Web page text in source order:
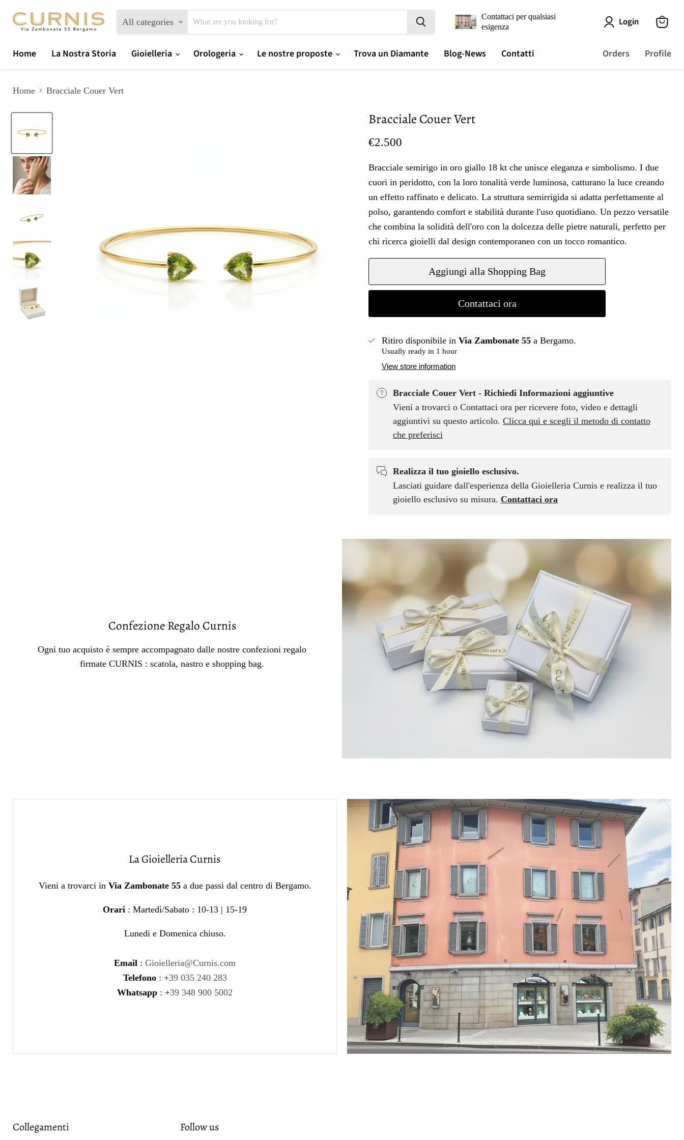
All categories
Contattaci per qualsiasi
esigenza
Login
Home La Nostra Storia Gioielleria Orologeria Le nostre proposte Trova un Diamante Blog-News Contatti Orders Profile
Home Bracciale Couer Vert
Bracciale Couer Vert
Prezzo oggi
€2.500
Bracciale semirigo in oro giallo 18 kt che unisce eleganza e simbolismo. I due
cuori in peridotto, con la loro tonalità verde luminosa, catturano la luce creando
un effetto raffinato e delicato. La struttura semirrigida si adatta perfettamente al
polso, garantendo comfort e stabilità durante l'uso quotidiano. Un pezzo versatile
che combina la solidità dell'oro con la dolcezza delle pietre naturali, perfetto per
chi ricerca gioielli dal design contemporaneo con un tocco romantico.
Aggiungi alla Shopping Bag
Contattaci ora
Ritiro disponibile inVia Zambonate 55 a Bergamo.
Usually ready in 1 hour
View store information
Bracciale Couer Vert - Richiedi Informazioni aggiuntive
Vieni a trovarci o Contattaci ora per ricevere foto, video e dettagli
aggiuntivi su questo articolo. Clicca qui e scegli il metodo di contatto
che preferisci
Realizza il tuo gioiello esclusivo.
Lasciati guidare dall'esperienza della Gioielleria Curnis e realizza il tuo
gioiello esclusivo su misura. Contattaci ora
Confezione Regalo Curnis
Ogni tuo acquisto è sempre accompagnato dalle nostre confezioni regalo
firmate CURNIS : scatola, nastro e shopping bag.
La Gioielleria Curnis
Vieni a trovarci in Via Zambonate 55 a due passi dal centro di Bergamo.
Orari : Martedì/Sabato : 10-13 | 15-19
Lunedi e Domenica chiuso.
Email : Gioielleria@Curnis.com
Telefono: +39 035 240 283
Whatsapp : +39 348 900 5002
Collegamenti Follow us